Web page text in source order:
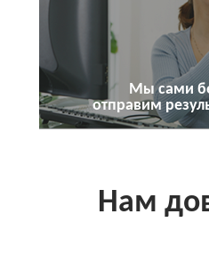
Мы сами
отправим
Нам